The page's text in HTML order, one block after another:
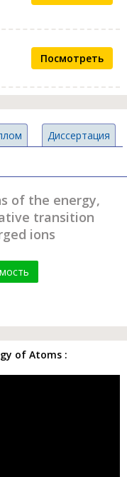
Посмотреть
Диссертация
of the energy,
transition
ions
of Atoms :